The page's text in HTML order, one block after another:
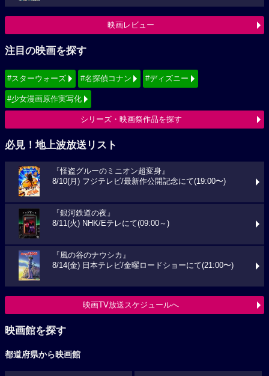
映画レビュー
注目の映画を探す
#スターウォーズ #名探偵コナン #ディズニー
#少女漫画原作実写化
シリーズ・映画祭作品を探す
必見！地上波放送リスト
『怪盗グルーのミニオン超変身』
8/10(月) フジテレビ/最新作公開記念にて(19:00〜)
『銀河鉄道の夜』
8/11(火) NHK/Eテレにて(09:00～)
『風の谷のナウシカ』
8/14(金) 日本テレビ/金曜ロードショーにて(21:00〜)
映画TV放送スケジュールへ
映画館を探す
都道府県から映画館